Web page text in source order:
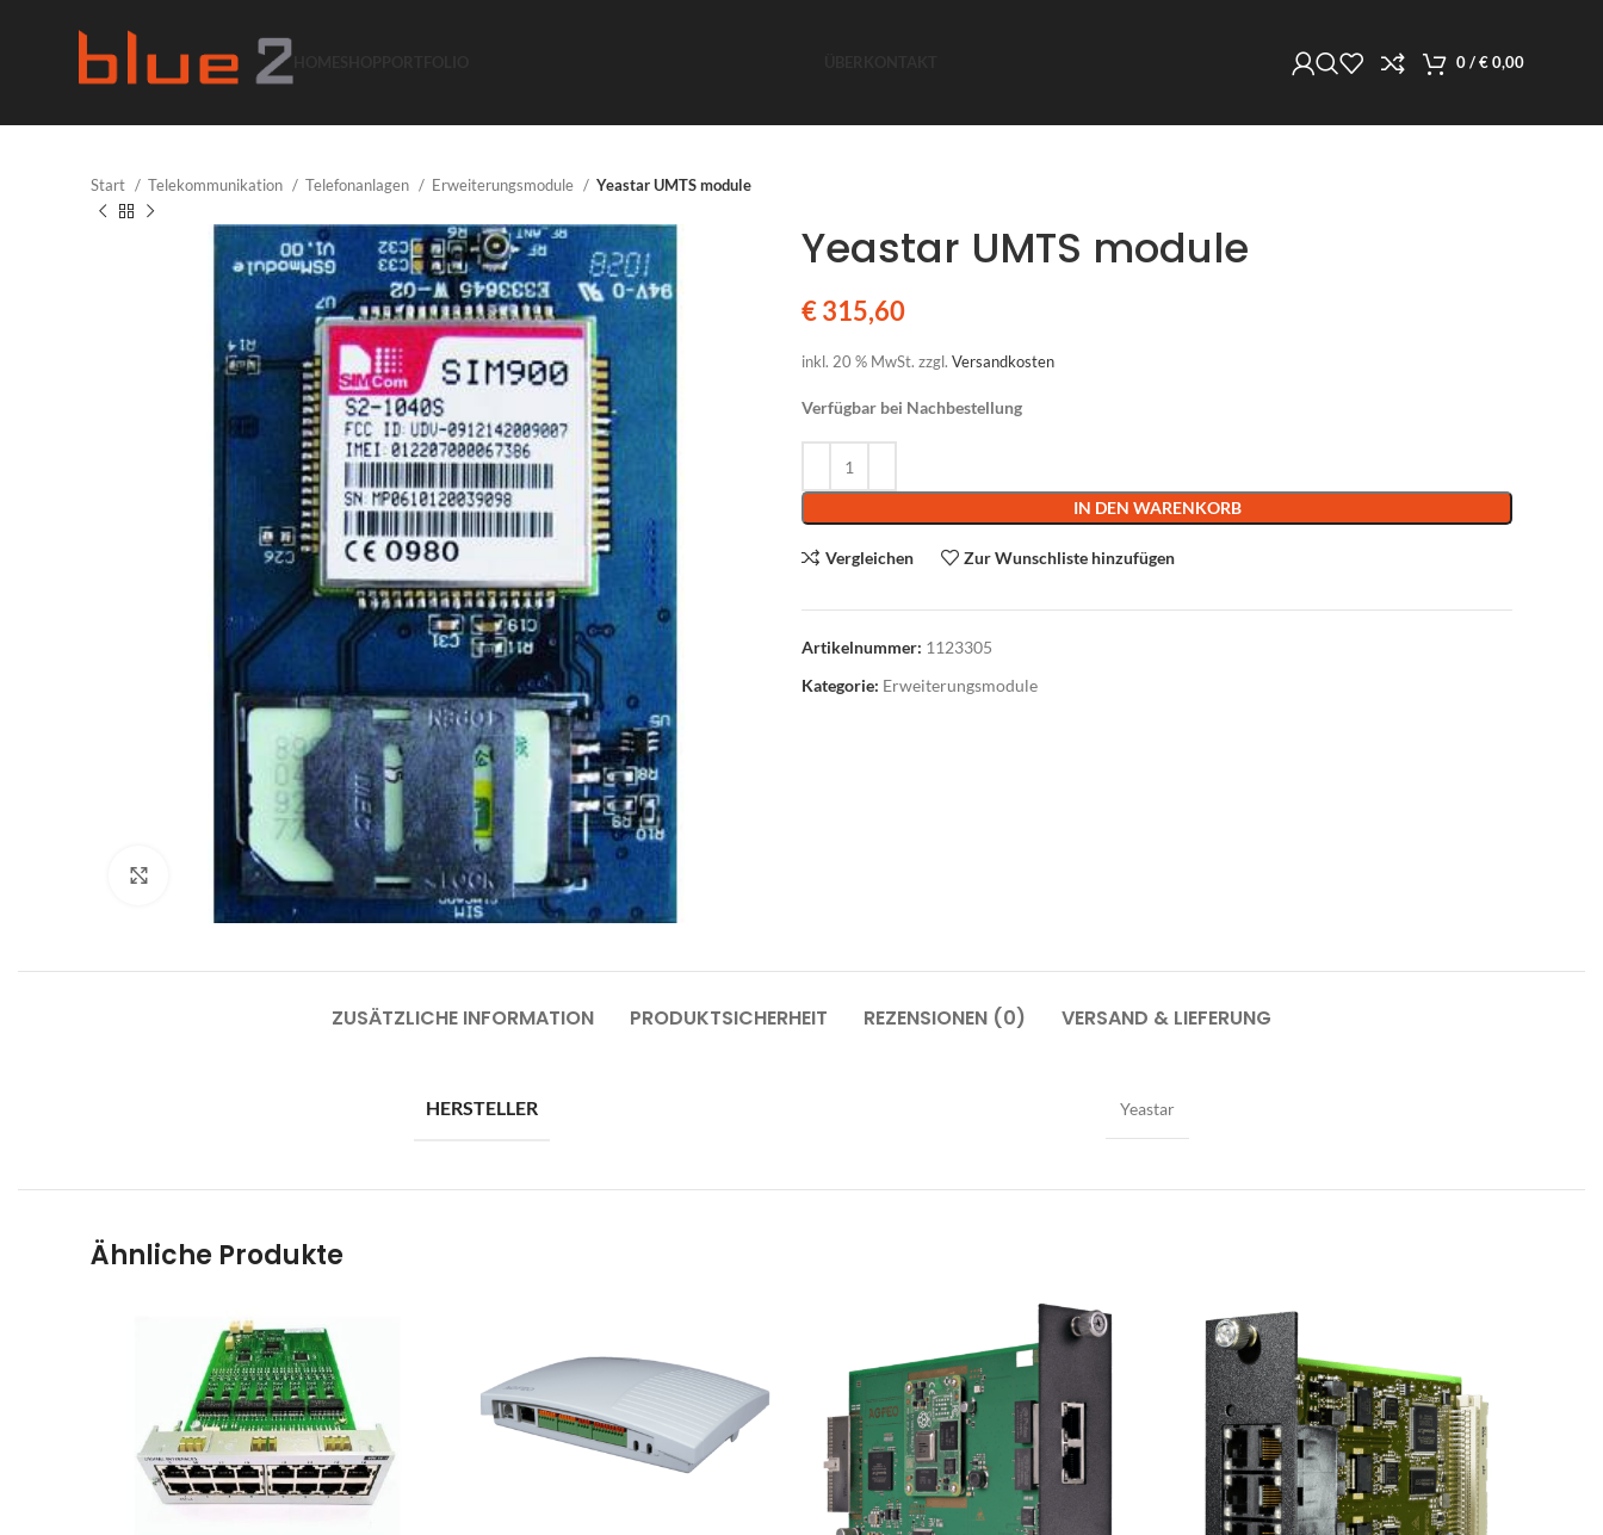
Büroausstattung
Abverkauf
Büromöbel
Bürodrehsessel
Besuchersessel
Arbeitsplatzoptimierung
Präsentationstechnik
Beleuchtungen
0/€0,00
Start Telekommunikation Telefonanlagen Erweiterungsmodule Yeastar UMTS module
Klicken um zu vergrößern
Yeastar UMTS module
€315,60
inkl. 20 % MwSt. zzgl. Versandkosten
Verfügbar bei Nachbestellung
IN DEN WARENKORB
Vergleichen Zur Wunschliste hinzufügen
Artikelnummer: 1123305
Kategorie: Erweiterungsmodule
ZUSÄTZLICHE INFORMATION PRODUKTSICHERHEIT REZENSIONEN (0) VERSAND & LIEFERUNG
HERSTELLER Yeastar
Ähnliche Produkte